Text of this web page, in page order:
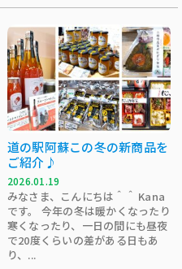
道の駅阿蘇この冬の新商品を
ご紹介♪
2026.01.19
みなさま、こんにちは＾＾ Kana
です。 今年の冬は暖かくなったり
寒くなったり、一日の間にも昼夜
で20度くらいの差がある日もあ
り、...